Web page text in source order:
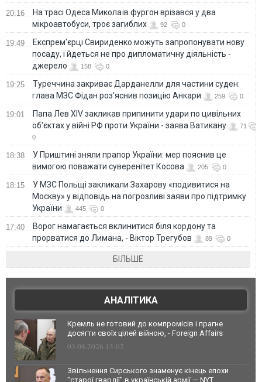
20:16
На трасі Одеса Миколаїв фургон врізався у два
мікроавтобуси, троє загиблих
92 0
19:49
Експрем'єрці Свириденко можуть запропонувати нову
посаду, і йдеться не про дипломатичну діяльність -
джерело
158 0
19:25
Туреччина закриває Дарданелли для частини суден:
глава МЗС Фідан роз'яснив позицію Анкари
259 0
19:01
Папа Лев XIV закликав припинити удари по цивільних
об'єктах у війні РФ проти України - заява Ватикану
71
0
18:38
У Приштині зняли прапор України: мер пояснив це
вимогою поважати суверенітет Косова
205 0
18:15
У МЗС Польщі закликали Захарову «подивитися на
Москву» у відповідь на погрозливі заяви про підтримку
України
445 0
17:40
Ворог намагається вклинитися біля кордону та
прорватися до Лимана, - Віктор Трегубов
89 0
БІЛЬШЕ
АНАЛІТИКА
Кремль не готовий до компромісів і прагне
досягти своїх цілей війною, - Foreign Affairs
03.08.2026 13:02
Звільнення Сирського знаменує кінець епохи
"старої гвардії" в українській армії — NYT